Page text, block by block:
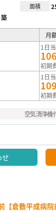
面積
月
1日
初期
1日
初期
空気清浄機
せ
【倉敷平成病院